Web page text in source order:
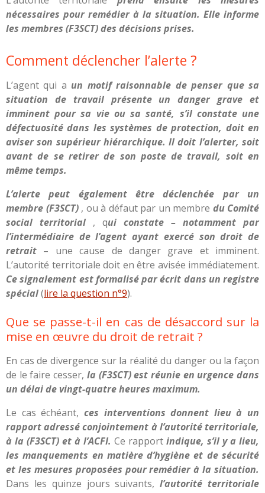
nécessaires pour remédier à la situation. Elle informe
les membres (F3SCT) des décisions prises.
Comment déclencher l’alerte ?
L’agent qui a un motif raisonnable de penser que sa
situation de travail présente un danger grave et
imminent pour sa vie ou sa santé, s’il constate une
défectuosité dans les systèmes de protection, doit en
aviser son supérieur hiérarchique. Il doit l’alerter, soit
avant de se retirer de son poste de travail, soit en
même temps.
L’alerte peut également être déclenchée par un
membre (F3SCT) , ou à défaut par un membre du Comité
social territorial , qui constate – notamment par
l’intermédiaire de l’agent ayant exercé son droit de
retrait – une cause de danger grave et imminent.
L’autorité territoriale doit en être avisée immédiatement.
Ce signalement est formalisé par écrit dans un registre
spécial(lire la question n°9).
Que se passe-t-il en cas de désaccord sur la
mise en œuvre du droit de retrait ?
En cas de divergence sur la réalité du danger ou la façon
de le faire cesser, la (F3SCT) est réunie en urgence dans
un délai de vingt-quatre heures maximum.
Le cas échéant, ces interventions donnent lieu à un
rapport adressé conjointement à l’autorité territoriale,
à la (F3SCT) et à l’ACFI. Ce rapport indique, s’il y a lieu,
les manquements en matière d’hygiène et de sécurité
et les mesures proposées pour remédier à la situation.
Dans les quinze jours suivants,l’autorité territoriale